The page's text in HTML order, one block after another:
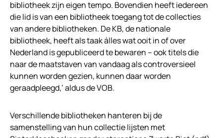
bibliotheek zijn eigen tempo. Bovendien heeft iedereen
die lid is van een bibliotheek toegang tot de collecties
van andere bibliotheken. De KB, de nationale
bibliotheek, heeft als taak álles wat ooit in of over
Nederland is gepubliceerd te bewaren – ook titels die
naar de maatstaven van vandaag als controversieel
kunnen worden gezien, kunnen daar worden
geraadpleegd,’ aldus de VOB.
Verschillende bibliotheken hanteren bij de
samenstelling van hun collectie lijsten met